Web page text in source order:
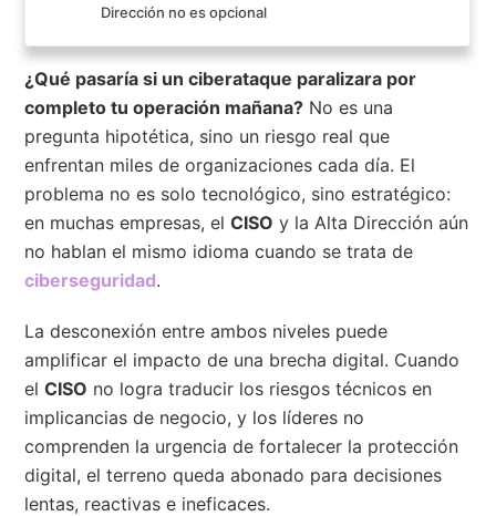
Dirección no es opcional
¿Qué pasaría si un ciberataque paralizara por
completo tu operación mañana? No es una
pregunta hipotética, sino un riesgo real que
enfrentan miles de organizaciones cada día. El
problema no es solo tecnológico, sino estratégico:
en muchas empresas, elCISO y la Alta Dirección aún
no hablan el mismo idioma cuando se trata de
ciberseguridad.
La desconexión entre ambos niveles puede
amplificar el impacto de una brecha digital. Cuando
elCISO no logra traducir los riesgos técnicos en
implicancias de negocio, y los líderes no
comprenden la urgencia de fortalecer la protección
digital, el terreno queda abonado para decisiones
lentas, reactivas e ineficaces.